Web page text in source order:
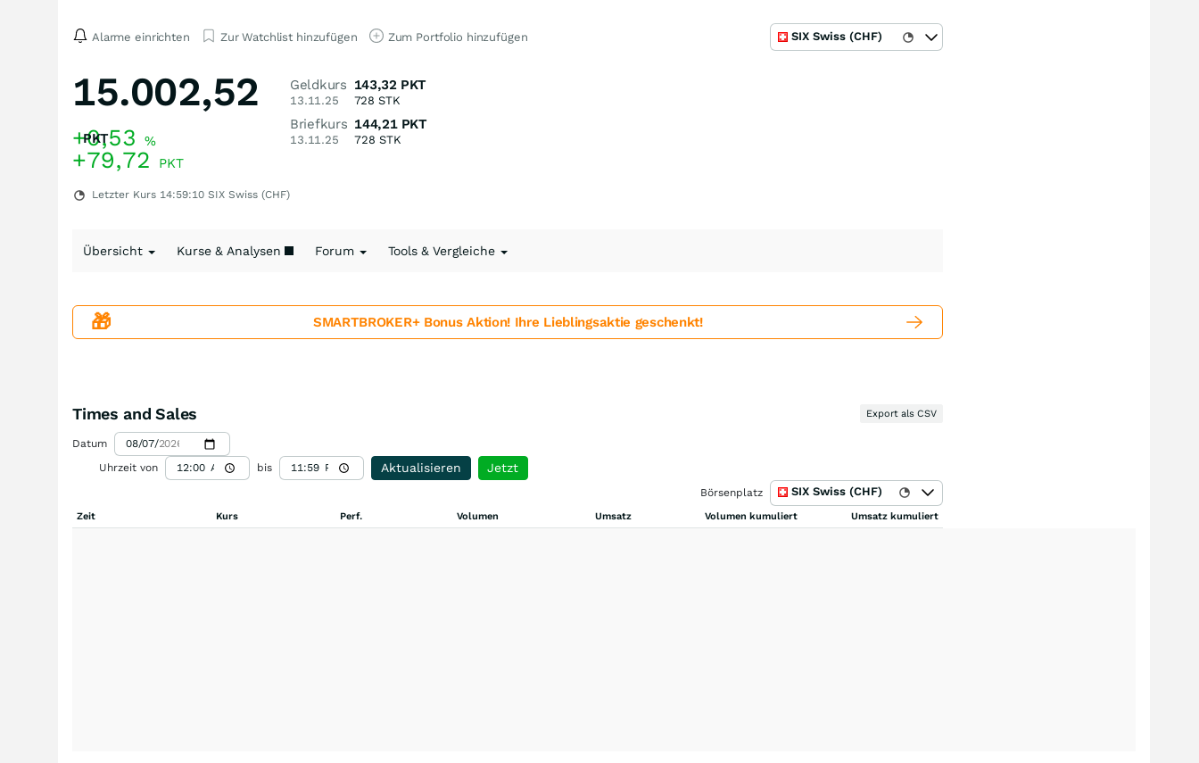
Alarme einrichten Zur Watchlist hinzufügen Zum Portfolio hinzufügen SIX Swiss (CHF)
15.002,52
PKT
+0,53 %
+79,72 PKT
Letzter Kurs 14:59:10 SIX Swiss (CHF)
Geldkurs
13.11.25
143,32 PKT
728 STK
Briefkurs
13.11.25
144,21 PKT
728 STK
Übersicht Kurse & Analysen Forum Tools & Vergleiche
🎁 SMARTBROKER+ Bonus Aktion! Ihre Lieblingsaktie geschenkt!
Times and Sales Export als CSV
Datum
Uhrzeit von
bis Aktualisieren Jetzt
Börsenplatz SIX Swiss (CHF)
Zeit Kurs Perf. Volumen Umsatz Volumen kumuliert Umsatz kumuliert